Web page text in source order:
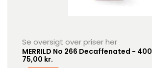
Se oversigt over priser her
MERRILD No 266 Decaffenated -
75,00 kr.